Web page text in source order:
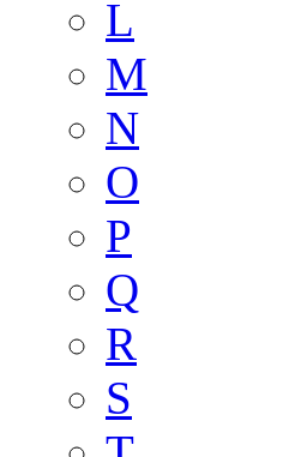
L
M
N
O
P
Q
R
S